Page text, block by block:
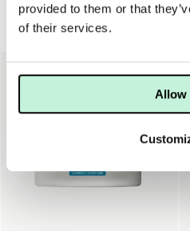
provided to them or that
of their services.
Allow